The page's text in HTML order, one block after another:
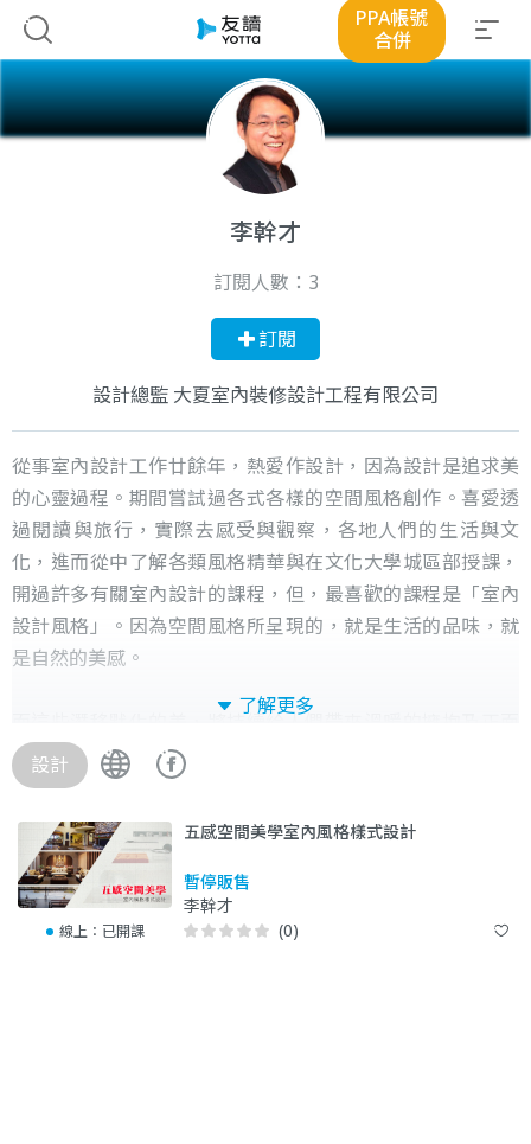
PPA帳號
合併
李幹才
訂閱人數： 3
訂閱
設計總監 大夏室內裝修設計工程有限公司
從事室內設計工作廿餘年，熱愛作設計，因為設計是追求美
的心靈過程。期間嘗試過各式各樣的空間風格創作。喜愛透
過閱讀與旅行，實際去感受與觀察，各地人們的生活與文
化，進而從中了解各類風格精華與在文化大學城區部授課，
開過許多有關室內設計的課程，但，最喜歡的課程是「室內
設計風格」。因為空間風格所呈現的，就是生活的品味，就
是自然的美感。
而這些潛移默化的美，將持續給人們帶來溫暖的擁抱及正面
能量。
了解更多
設計
線上： 已開課
五感空間美學室內風格樣式設計
暫停販售
李幹才
(0)